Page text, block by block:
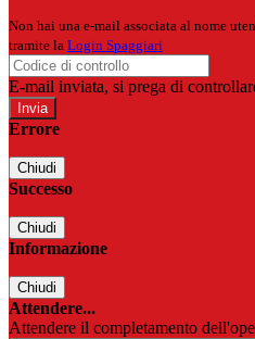
Non hai una e-mail associata al nome
tramite la Login Spaggiari
E-mail inviata, si prega di
Errore
Chiudi
Successo
Chiudi
Informazione
Chiudi
Attendere...
Attendere il completamento